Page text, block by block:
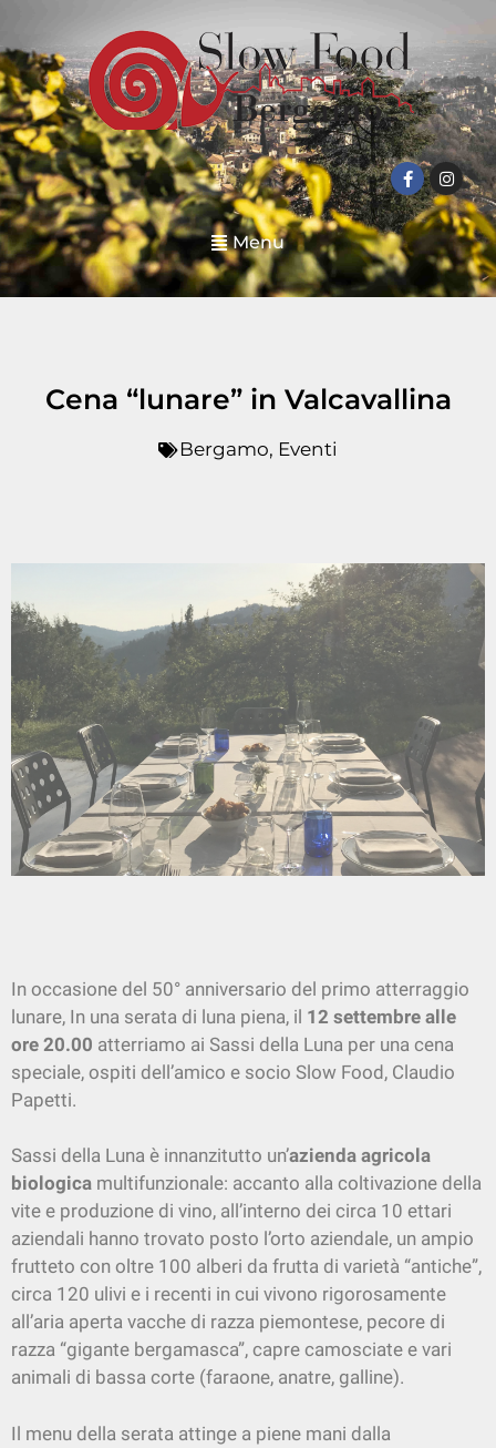
Menu
Cena “lunare” in Valcavallina
Bergamo, Eventi
In occasione del 50° anniversario del primo atterraggio
lunare, In una serata di luna piena, il 12 settembre alle
ore 20.00 atterriamo ai Sassi della Luna per una cena
speciale, ospiti dell’amico e socio Slow Food, Claudio
Papetti.
Sassi della Luna è innanzitutto un’azienda agricola
biologica multifunzionale: accanto alla coltivazione della
vite e produzione di vino, all’interno dei circa 10 ettari
aziendali hanno trovato posto l’orto aziendale, un ampio
frutteto con oltre 100 alberi da frutta di varietà “antiche”,
circa 120 ulivi e i recenti in cui vivono rigorosamente
all’aria aperta vacche di razza piemontese, pecore di
razza “gigante bergamasca”, capre camosciate e vari
animali di bassa corte (faraone, anatre, galline).
Il menu della serata attinge a piene mani dalla